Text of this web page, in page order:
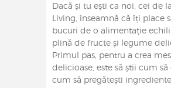
Dacă și tu ești ca noi, cei de
Living, înseamnă că îți place
bucuri de o alimentație
plină de fructe și legume
Primul pas, pentru a crea
delicioase, este să știi cum să
cum să pregătești